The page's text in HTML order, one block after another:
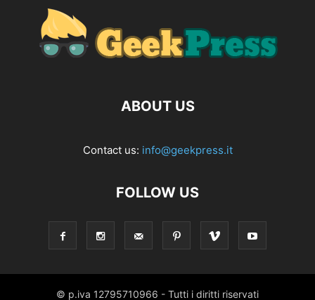
ABOUT US
Contact us: info@geekpress.it
FOLLOW US
© p.iva 12795710966 - Tutti i diritti riservati